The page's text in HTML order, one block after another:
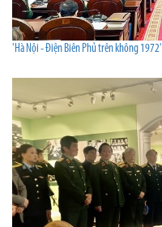
'Hà Nội - Điện Biên Phủ trên không